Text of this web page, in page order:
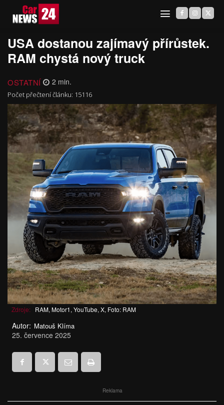
USA dostanou zajímavý přírůstek.
RAM chystá nový truck
OSTATNÍ 2 min.
Počet přečtení článku: 15116
Zdroje: RAM, Motor1, YouTube, X, Foto: RAM
Autor: Matouš Klíma
25. července 2025
Reklama